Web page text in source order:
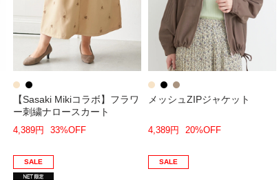
【Sasaki Mikiコラボ】フラワ
ー刺繍ナロースカート
4,389円 33%OFF
メッシュZIPジャケット
4,389円 20%OFF
SALE SALE